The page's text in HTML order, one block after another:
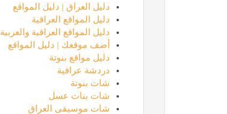
دليل العراق | دليل المواقع
دليل المواقع العراقية
دليل المواقع العراقية والعربية
أضف موقعك | دليل المواقع
دليل مواقع بنوتة
دردشة عراقية
شات بنوتة
شات بنات عسل
شات موسيقى العراق